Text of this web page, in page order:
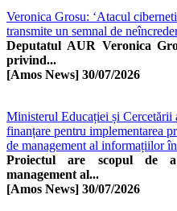
Veronica Grosu: ‘Atacul
transmite un semnal de
Deputatul AUR Veronica
privind...
[Amos News] 30/07/2026
Ministerul Educației și Cercetării
finanțare pentru implementarea
de management al informațiilor în
Proiectul are scopul de
management al...
[Amos News] 30/07/2026